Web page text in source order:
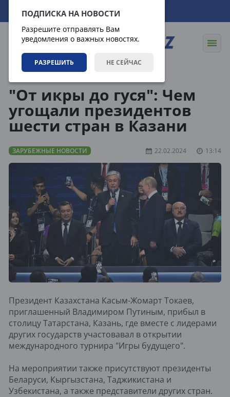
ПОДПИСКА НА НОВОСТИ
Разрешите отправлять Вам
уведомления о важных новостях.
РАЗРЕШИТЬ НЕ СЕЙЧАС
08.08.2026 07:38:18
"От икры до гуся": Чем
угощали президентов
шести стран в Казани
ЗАРУБЕЖНЫЕ НОВОСТИ 22.02.2024 13:14
Президент Казахстана Касым-Жомарт Токаев,
приглашенный Владимиром Путиным, прибыл в
столицу Татарстана, Казань, где вместе с лидерами
других государств участовавал в открытии
международного турнира "Игры будущего".
На мероприятии также присутствуют президенты
Беларуси, Кыргызстана, Таджикистана и
Узбекистана, а также представители других стран.